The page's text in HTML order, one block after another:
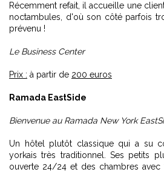
Récemment refait, il accueille une
noctambules, d'où son côté parfois
prévenu !
Le Business Center
Prix : à partir de 200 euros
Ramada EastSide
Bienvenue au Ramada New York
Un hôtel plutôt classique qui a su
yorkais très traditionnel. Ses petits
ouverte 24/24 et des chambres avec